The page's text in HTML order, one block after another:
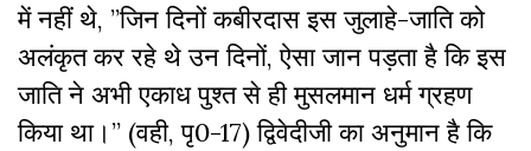
में नहीं थे, ”जिन दिनों कबीरदास इस जुलाहे-जाति को
अलंकृत कर रहे थे उन दिनों, ऐसा जान पड़ता है कि इस
जाति ने अभी एकाध पुश्त से ही मुसलमान धर्म ग्रहण
किया था।’’ (वही, पृ0-17) द्विवेदीजी का अनुमान है कि